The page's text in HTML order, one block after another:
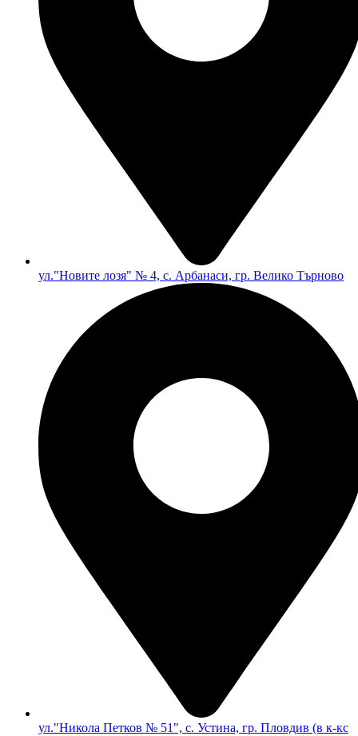
ул."Новите лозя" № 4, с. Арбанаси, гр. Велико Търново
ул."Никола Петков № 51", с. Устина, гр. Пловдив (в к-кс